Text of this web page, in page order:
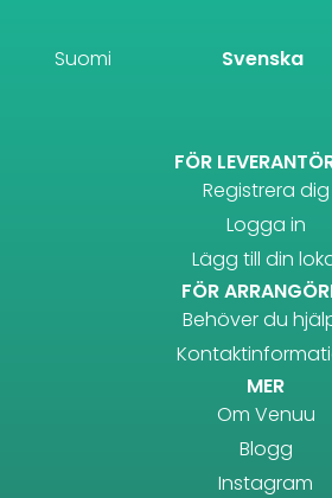
Suomi Svenska
FÖR
Registrera dig
Logga in
Lägg till din
FÖR
Behöver du
MER
Om Venuu
Blogg
Instagram